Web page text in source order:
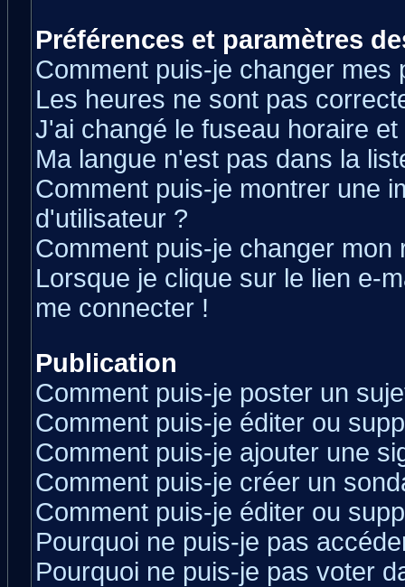
Préférences et paramètres
Comment puis-je changer mes
Les heures ne sont pas
J'ai changé le fuseau horaire
Ma langue n'est pas dans la
Comment puis-je montrer une
d'utilisateur ?
Comment puis-je changer mon
Lorsque je clique sur le lien e-
me connecter !
Publication
Comment puis-je poster un
Comment puis-je éditer ou
Comment puis-je ajouter une
Comment puis-je créer un
Comment puis-je éditer ou
Pourquoi ne puis-je pas
Pourquoi ne puis-je pas voter